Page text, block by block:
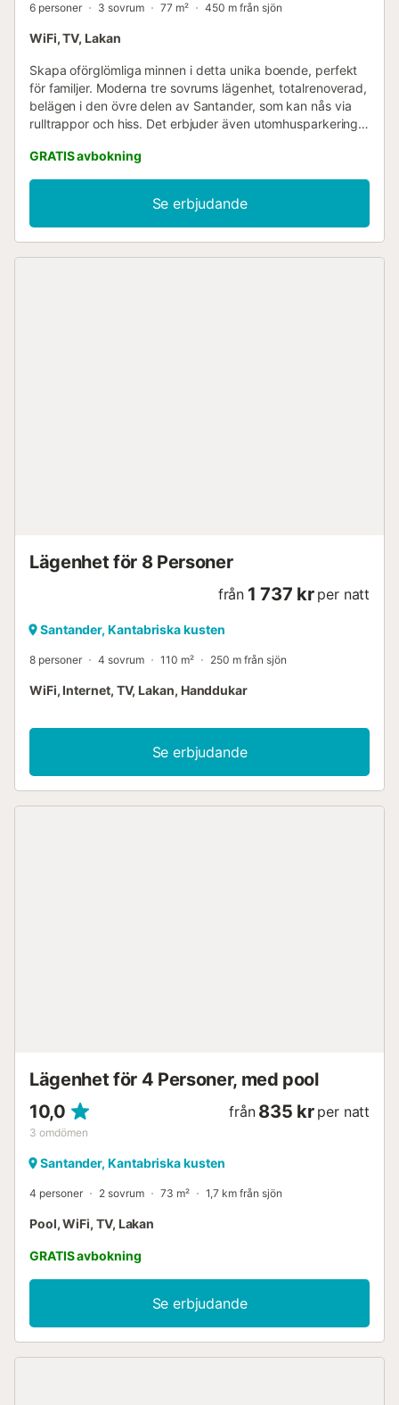
6 personer 3 sovrum 77 m² 450 m från sjön
WiFi, TV, Lakan
Skapa oförglömliga minnen i detta unika boende, perfekt
för familjer. Moderna tre sovrums lägenhet, totalrenoverad,
belägen i den övre delen av Santander, som kan nås via
rulltrappor och hiss. Det erbjuder även utomhusparkering.
GRATIS avbokning
Se erbjudande
Lägenhet för 8 Personer
från 1 737 kr per natt
Santander, Kantabriska kusten
8 personer 4 sovrum 110 m² 250 m från sjön
WiFi, Internet, TV, Lakan, Handdukar
Se erbjudande
Lägenhet för 4 Personer, med pool
10,0
3 omdömen
från 835 kr per natt
Santander, Kantabriska kusten
4 personer 2 sovrum 73 m² 1,7 km från sjön
Pool, WiFi, TV, Lakan
GRATIS avbokning
Se erbjudande